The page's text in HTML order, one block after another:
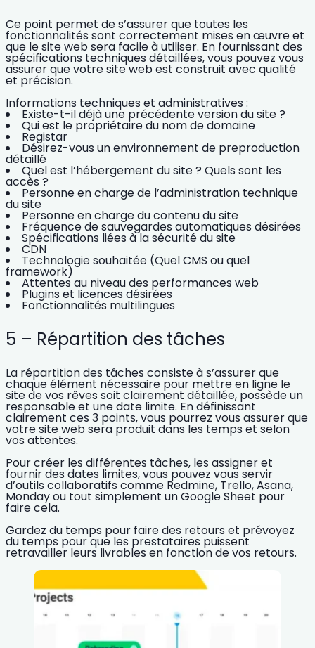
Ce point permet de s’assurer que toutes les
fonctionnalités sont correctement mises en œuvre et
que le site web sera facile à utiliser. En fournissant des
spécifications techniques détaillées, vous pouvez vous
assurer que votre site web est construit avec qualité
et précision.
Informations techniques et administratives :
Existe-t-il déjà une précédente version du site ?
Qui est le propriétaire du nom de domaine
Registar
Désirez-vous un environnement de preproduction
détaillé
Quel est l’hébergement du site ? Quels sont les
accès ?
Personne en charge de l’administration technique
du site
Personne en charge du contenu du site
Fréquence de sauvegardes automatiques désirées
Spécifications liées à la sécurité du site
CDN
Technologie souhaitée (Quel CMS ou quel
framework)
Attentes au niveau des performances web
Plugins et licences désirées
Fonctionnalités multilingues
5 – Répartition des tâches
La répartition des tâches consiste à s’assurer que
chaque élément nécessaire pour mettre en ligne le
site de vos rêves soit clairement détaillée, possède un
responsable et une date limite. En définissant
clairement ces 3 points, vous pourrez vous assurer que
votre site web sera produit dans les temps et selon
vos attentes.
Pour créer les différentes tâches, les assigner et
fournir des dates limites, vous pouvez vous servir
d’outils collaboratifs comme Redmine, Trello, Asana,
Monday ou tout simplement un Google Sheet pour
faire cela.
Gardez du temps pour faire des retours et prévoyez
du temps pour que les prestataires puissent
retravailler leurs livrables en fonction de vos retours.